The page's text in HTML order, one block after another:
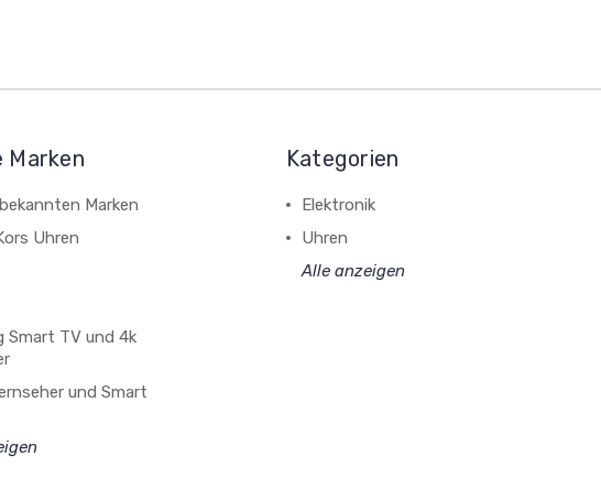
Marken
Marken
Uhren
Smart TV und 4k
und Smart
Kategorien
Elektronik
Uhren
Alle anzeigen